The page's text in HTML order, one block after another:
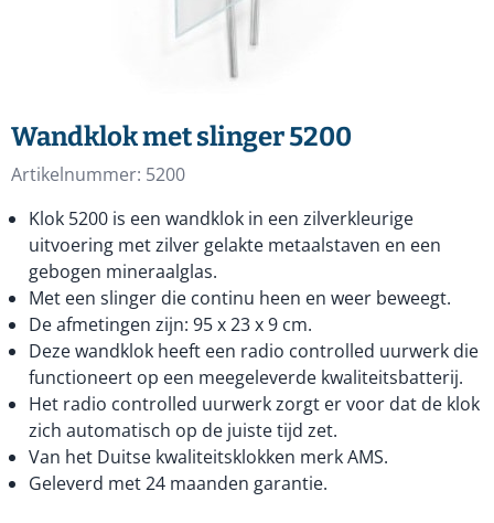
Wandklok met slinger 5200
Artikelnummer: 5200
Klok 5200 is een wandklok in een zilverkleurige
uitvoering met zilver gelakte metaalstaven en een
gebogen mineraalglas.
Met een slinger die continu heen en weer beweegt.
De afmetingen zijn: 95 x 23 x 9 cm.
Deze wandklok heeft een radio controlled uurwerk die
functioneert op een meegeleverde kwaliteitsbatterij.
Het radio controlled uurwerk zorgt er voor dat de klok
zich automatisch op de juiste tijd zet.
Van het Duitse kwaliteitsklokken merk AMS.
Geleverd met 24 maanden garantie.